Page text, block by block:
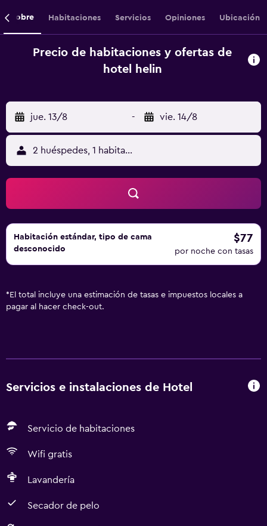
Sobre Habitaciones Servicios Opiniones Ubicación
Precio de habitaciones y ofertas de
hotel helin
jue. 13/8 - vie. 14/8
2 huéspedes, 1 habitación
Habitación estándar, tipo de cama
desconocido
$77
por noche con tasas
* El total incluye una estimación de tasas e impuestos locales a
pagar al hacer check-out.
Servicios e instalaciones de Hotel
Servicio de habitaciones
Wifi gratis
Lavandería
Secador de pelo